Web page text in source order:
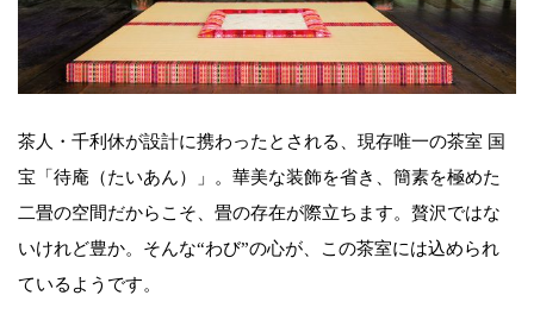
茶人・千利休が設計に携わったとされる、現存唯一の茶室 国
宝「待庵（たいあん）」。華美な装飾を省き、簡素を極めた
二畳の空間だからこそ、畳の存在が際立ちます。贅沢ではな
いけれど豊か。そんな“わび”の心が、この茶室には込められ
ているようです。